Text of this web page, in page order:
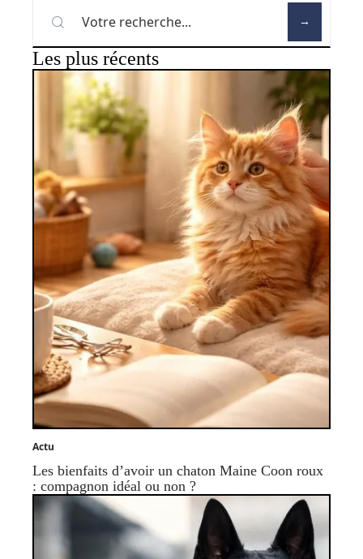
Les plus récents
Actu
Les bienfaits d’avoir un chaton Maine Coon roux
: compagnon idéal ou non ?